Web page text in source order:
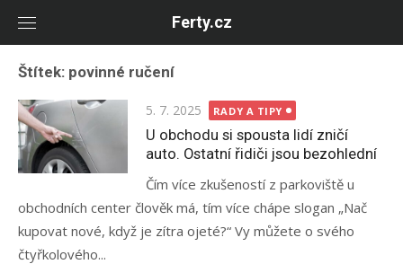
Ferty.cz
Štítek: povinné ručení
Posted
on
5. 7. 2025 RADY A TIPY
U obchodu si spousta lidí zničí
auto. Ostatní řidiči jsou bezohlední
Čím více zkušeností z parkoviště u
obchodních center člověk má, tím více chápe slogan „Nač
kupovat nové, když je zítra ojeté?“ Vy můžete o svého
čtyřkolového...